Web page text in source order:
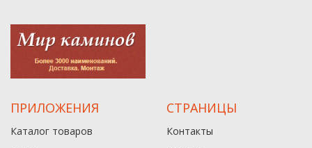
ПРИЛОЖЕНИЯ
Каталог товаров
СТРАНИЦЫ
Контакты